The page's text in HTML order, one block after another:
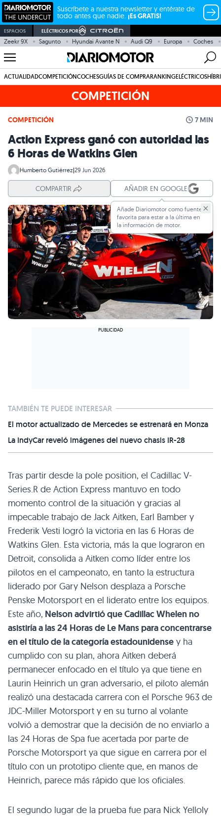
Suscríbete a nuestra newsletter y entérate de
todo antes que nadie. ¡Es GRATIS!
ESPACIOS ELÉCTRICOS POR
Zeekr 9X Sagunto Hyundai Avante N Audi Q9 Europa Coches
ACTUALIDADCOMPETICIÓNCOCHESGUÍAS DE COMPRARANKINGELÉCTRICOS
COMPETICIÓN
COMPETICIÓN 7 MIN
Action Express ganó con autoridad las
6 Horas de Watkins Glen
Humberto Gutiérrez|29 Jun 2026
COMPARTIR AÑADIR EN GOOGLE
Añade Diariomotor como fuente
favorita para estar a la última en
la información de motor.
TAMBIÉN TE PUEDE INTERESAR
El motor actualizado de Mercedes se estrenará en Monza
La IndyCar reveló imágenes del nuevo chasis IR-28
Tras partir desde la pole position, el Cadillac V-
Series.R de Action Express mantuvo en todo
momento control de la situación y gracias al
impecable trabajo de Jack Aitken, Earl Bamber y
Frederik Vesti logró la victoria en las 6 Horas de
Watkins Glen. Esta victoria, más la que lograron en
Detroit, consolida a Aitken como líder entre los
pilotos en el campeonato, en tanto la estructura
liderado por Gary Nelson desplaza a Porsche
Penske Motorsport en el liderato entre los equipos.
Este año, Nelson advirtió que Cadillac Whelen no
asistiría a las 24 Horas de Le Mans para concentrarse
en el título de la categoría estadounidense y ha
cumplido con su plan, ahora Aitken deberá
permanecer enfocado en el título ya que tiene en
Laurin Heinrich un gran adversario, el piloto alemán
realizó una destacada carrera con el Porsche 963 de
JDC-Miller Motorsport y en su turno al volante
volvió a demostrar que la decisión de no enviarlo a
las 24 Horas de Spa fue acertada por parte de
Porsche Motorsport ya que sigue en carrera por el
título con un prototipo cliente que, en manos de
Heinrich, parece más rápido que los oficiales.
El segundo lugar de la prueba fue para Nick Yelloly